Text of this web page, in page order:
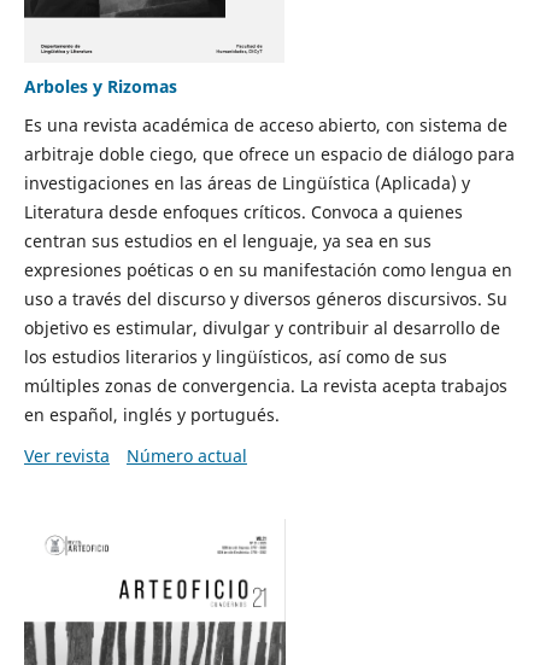
Arboles y Rizomas
Es una revista académica de acceso abierto, con sistema de
arbitraje doble ciego, que ofrece un espacio de diálogo para
investigaciones en las áreas de Lingüística (Aplicada) y
Literatura desde enfoques críticos. Convoca a quienes
centran sus estudios en el lenguaje, ya sea en sus
expresiones poéticas o en su manifestación como lengua en
uso a través del discurso y diversos géneros discursivos. Su
objetivo es estimular, divulgar y contribuir al desarrollo de
los estudios literarios y lingüísticos, así como de sus
múltiples zonas de convergencia. La revista acepta trabajos
en español, inglés y portugués.
Ver revista
Número actual